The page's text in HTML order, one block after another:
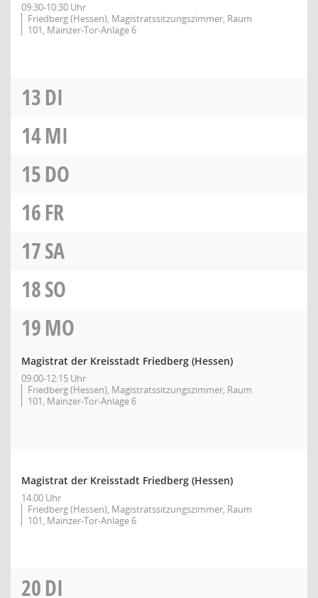
09:30-10:30 Uhr
Friedberg (Hessen), Magistratssitzungszimmer, Raum
101, Mainzer-Tor-Anlage 6
13DI
14MI
15DO
16FR
17SA
18SO
19MO
Magistrat der Kreisstadt Friedberg (Hessen)
09:00-12:15 Uhr
Friedberg (Hessen), Magistratssitzungszimmer, Raum
101, Mainzer-Tor-Anlage 6
Magistrat der Kreisstadt Friedberg (Hessen)
14:00 Uhr
Friedberg (Hessen), Magistratssitzungszimmer, Raum
101, Mainzer-Tor-Anlage 6
20DI